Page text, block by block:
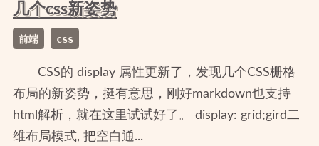
几个css新姿势
前端 css
CSS的 display 属性更新了，发现几个CSS栅格
布局的新姿势，挺有意思，刚好markdown也支持
html解析，就在这里试试好了。 display: grid;gird二
维布局模式, 把空白通...